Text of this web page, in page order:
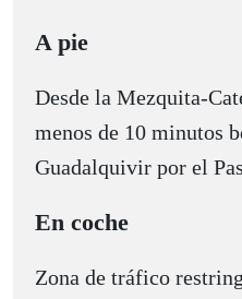
A pie
Desde la Mezquita-
menos de 10 minutos
Guadalquivir por el
En coche
Zona de tráfico